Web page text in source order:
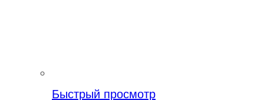
Быстрый просмотр